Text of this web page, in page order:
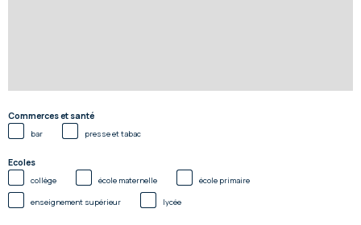
Commerces et santé
bar presse et tabac
Ecoles
collège école maternelle école primaire
enseignement supérieur lycée